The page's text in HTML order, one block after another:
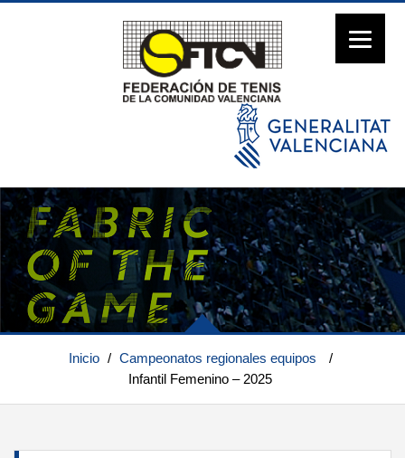
Inicio / Campeonatos regionales equipos
/
Infantil Femenino – 2025